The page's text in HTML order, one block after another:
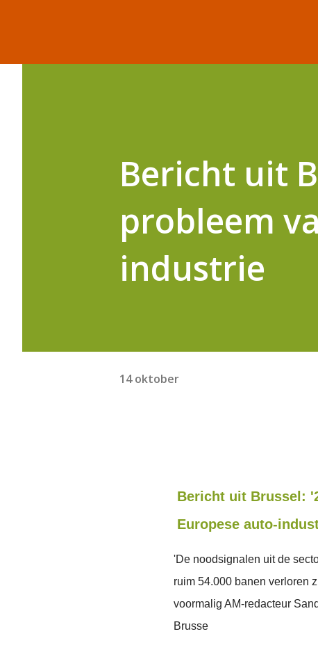
Bericht uit
probleem
industrie
14 oktober
Bericht uit Brussel:
Europese auto-
'De noodsignalen uit de
ruim 54.000 banen verloren
voormalig AM-redacteur
Brusse